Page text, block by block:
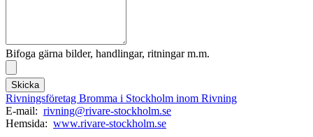
Bifoga gärna bilder, handlingar, ritningar m.m.
Skicka
Rivningsföretag Bromma i Stockholm inom Rivning
E-mail: rivning@rivare-stockholm.se
Hemsida: www.rivare-stockholm.se